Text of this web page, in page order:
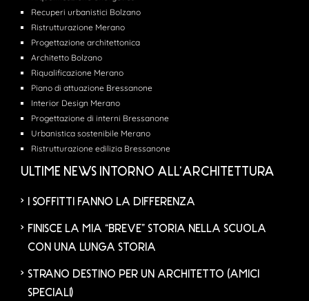
Recuperi urbanistici Bolzano
Ristrutturazione Merano
Progettazione architettonica
Architetto Bolzano
Riqualificazione Merano
Piano di attuazione Bressanone
Interior Design Merano
Progettazione di interni Bressanone
Urbanistica sostenibile Merano
Ristrutturazione edilizia Bressanone
ULTIME NEWS INTORNO ALL’ARCHITETTURA
I SOFFITTI FANNO LA DIFFERENZA
FINISCE LA MIA “BREVE” STORIA NELLA SCUOLA
CON UNA LUNGA STORIA
STRANO DESTINO PER UN ARCHITETTO (AMICI
SPECIALI)